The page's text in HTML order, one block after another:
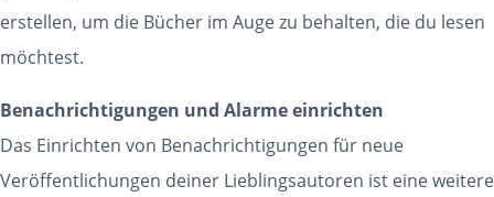
erstellen, um die Bücher im Auge zu behalten, die du lesen
möchtest.
Benachrichtigungen und Alarme einrichten
Das Einrichten von Benachrichtigungen für neue
Veröffentlichungen deiner Lieblingsautoren ist eine weitere